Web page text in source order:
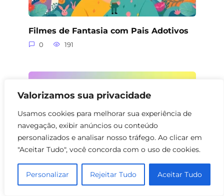
Valorizamos sua privacidade
Usamos cookies para melhorar sua experiência de
navegação, exibir anúncios ou conteúdo
personalizados e analisar nosso tráfego. Ao clicar em
"Aceitar Tudo", você concorda com o uso de cookies.
Personalizar Rejeitar Tudo Aceitar Tudo
Filmes de Fantasia com Pais Adotivos
0 191